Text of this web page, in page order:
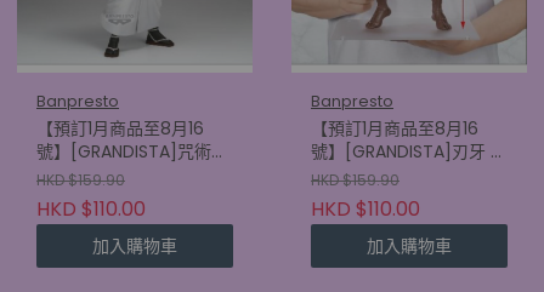
Banpresto
【預訂1月商品至8月16
號】[GRANDISTA]咒術迴
戰 宿儺
(4573102749208)
HKD $159.90
HKD $110.00
加入購物車
Banpresto
【預訂1月商品至8月16
號】[GRANDISTA]刃牙 比
斯凱特·奧利華
(4573102749154)
HKD $159.90
HKD $110.00
加入購物車